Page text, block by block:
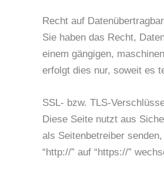
Recht auf
Sie haben das Recht,
einem gängigen,
erfolgt dies nur, soweit es
SSL- bzw. TLS-
Diese Seite nutzt aus
als Seitenbetreiber
“http://” auf “https://”